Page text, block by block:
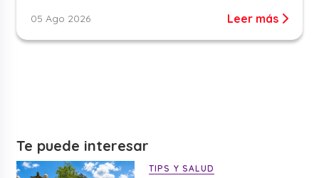
05 Ago 2026 Leer más
Te puede interesar
TIPS Y SALUD